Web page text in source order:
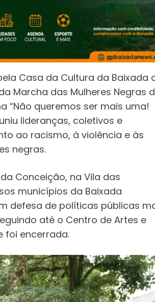
Casa da Cultura da Baixada
Marcha das Mulheres Negras
“Não queremos ser mais uma!
lideranças, coletivos e
ao racismo, à violência e às
negras.
Conceição, na Vila das
municípios da Baixada
defesa de políticas públicas
até o Centro de Artes e
foi encerrada.